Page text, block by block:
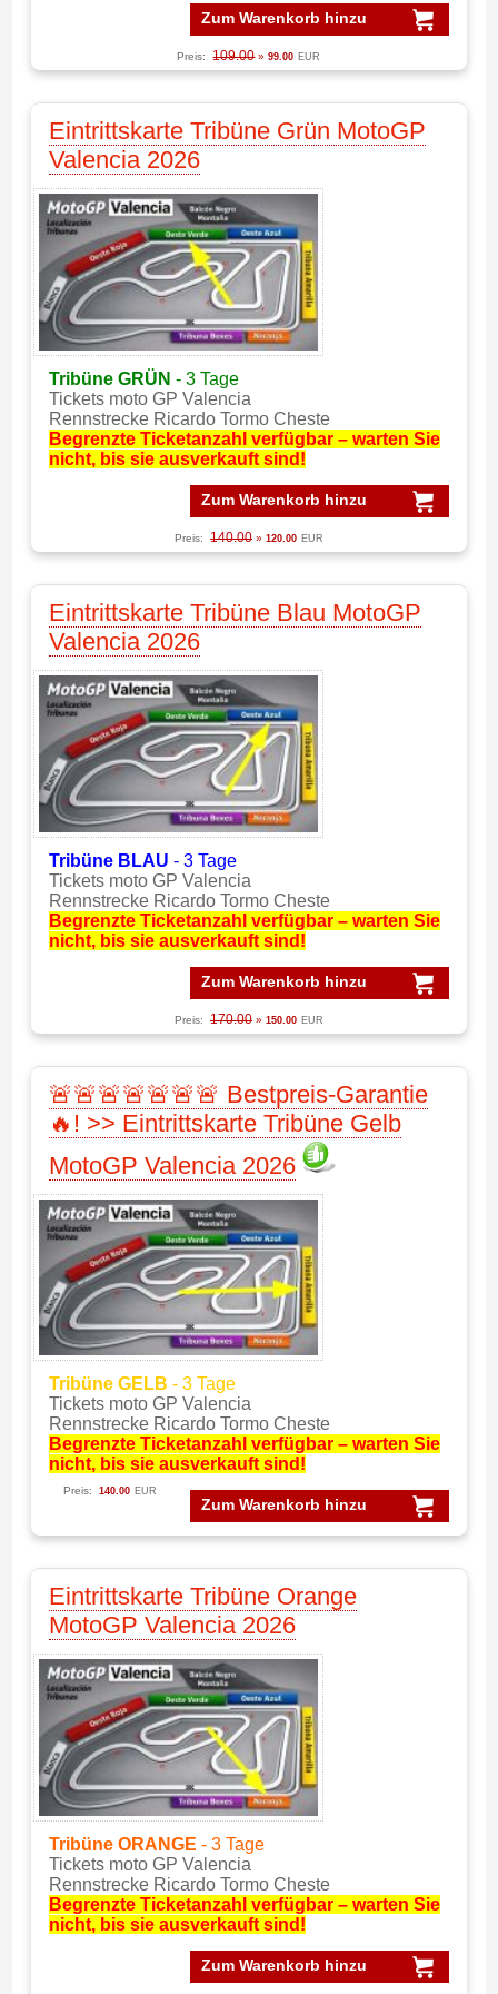
Zum Warenkorb hinzu
Preis: 109.00 » 99.00 EUR
Eintrittskarte Tribüne Grün MotoGP
Valencia 2026
Tribüne GRÜN - 3 Tage
Tickets moto GP Valencia
Rennstrecke Ricardo Tormo Cheste
Begrenzte Ticketanzahl verfügbar – warten Sie
nicht, bis sie ausverkauft sind!
Zum Warenkorb hinzu
Preis: 140.00 » 120.00 EUR
Eintrittskarte Tribüne Blau MotoGP
Valencia 2026
Tribüne BLAU - 3 Tage
Tickets moto GP Valencia
Rennstrecke Ricardo Tormo Cheste
Begrenzte Ticketanzahl verfügbar – warten Sie
nicht, bis sie ausverkauft sind!
Zum Warenkorb hinzu
Preis: 170.00 » 150.00 EUR
🚨🚨🚨🚨🚨🚨🚨 Bestpreis-Garantie
🔥! >> Eintrittskarte Tribüne Gelb
MotoGP Valencia 2026
Tribüne GELB - 3 Tage
Tickets moto GP Valencia
Rennstrecke Ricardo Tormo Cheste
Begrenzte Ticketanzahl verfügbar – warten Sie
nicht, bis sie ausverkauft sind!
Zum Warenkorb hinzu
Preis: 140.00 EUR
Eintrittskarte Tribüne Orange
MotoGP Valencia 2026
Tribüne ORANGE - 3 Tage
Tickets moto GP Valencia
Rennstrecke Ricardo Tormo Cheste
Begrenzte Ticketanzahl verfügbar – warten Sie
nicht, bis sie ausverkauft sind!
Zum Warenkorb hinzu